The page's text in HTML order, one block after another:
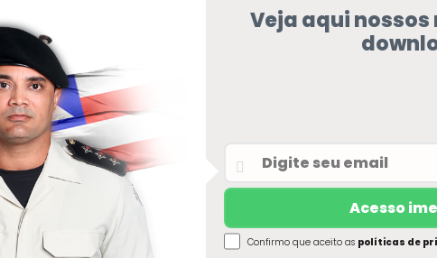
Veja aqui
Confirmo que aceito as políticas de